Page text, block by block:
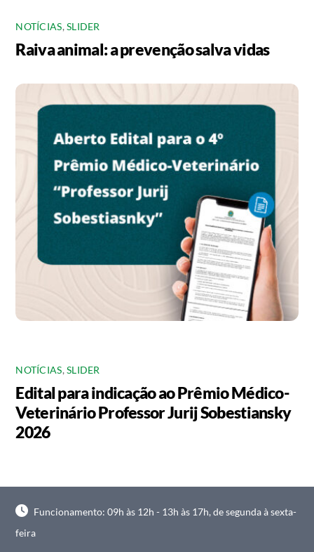
NOTÍCIAS,SLIDER
Raiva animal: a prevenção salva vidas
NOTÍCIAS,SLIDER
Edital para indicação ao Prêmio Médico-
Veterinário Professor Jurij Sobestiansky
2026
Funcionamento: 09h às 12h - 13h às 17h, de segunda à sexta-
feira